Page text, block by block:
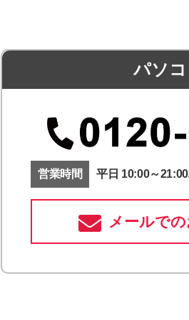
パソ
営業時間 平日 10:00～
メールで